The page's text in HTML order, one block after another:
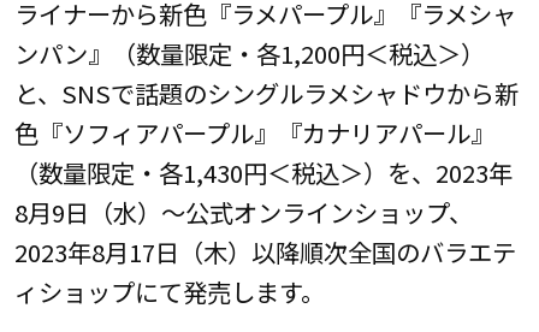
ライナーから新色『ラメパープル』『ラメシャ
ンパン』（数量限定・各1,200円＜税込＞）
と、SNSで話題のシングルラメシャドウから新
色『ソフィアパープル』『カナリアパール』
（数量限定・各1,430円＜税込＞）を、2023年
8月9日（水）～公式オンラインショップ、
2023年8月17日（木）以降順次全国のバラエテ
ィショップにて発売します。